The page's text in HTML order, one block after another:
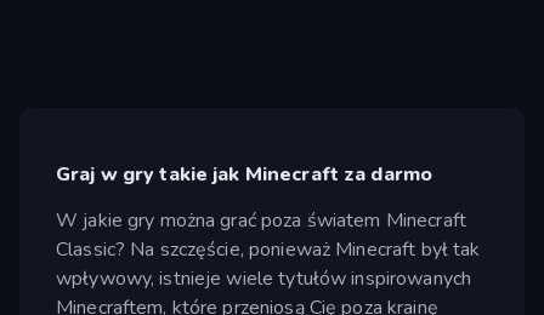
Graj w gry takie jak Minecraft za darmo
W jakie gry można grać poza światem Minecraft
Classic? Na szczęście, ponieważ Minecraft był tak
wpływowy, istnieje wiele tytułów inspirowanych
Minecraftem, które przeniosą Cię poza krainę